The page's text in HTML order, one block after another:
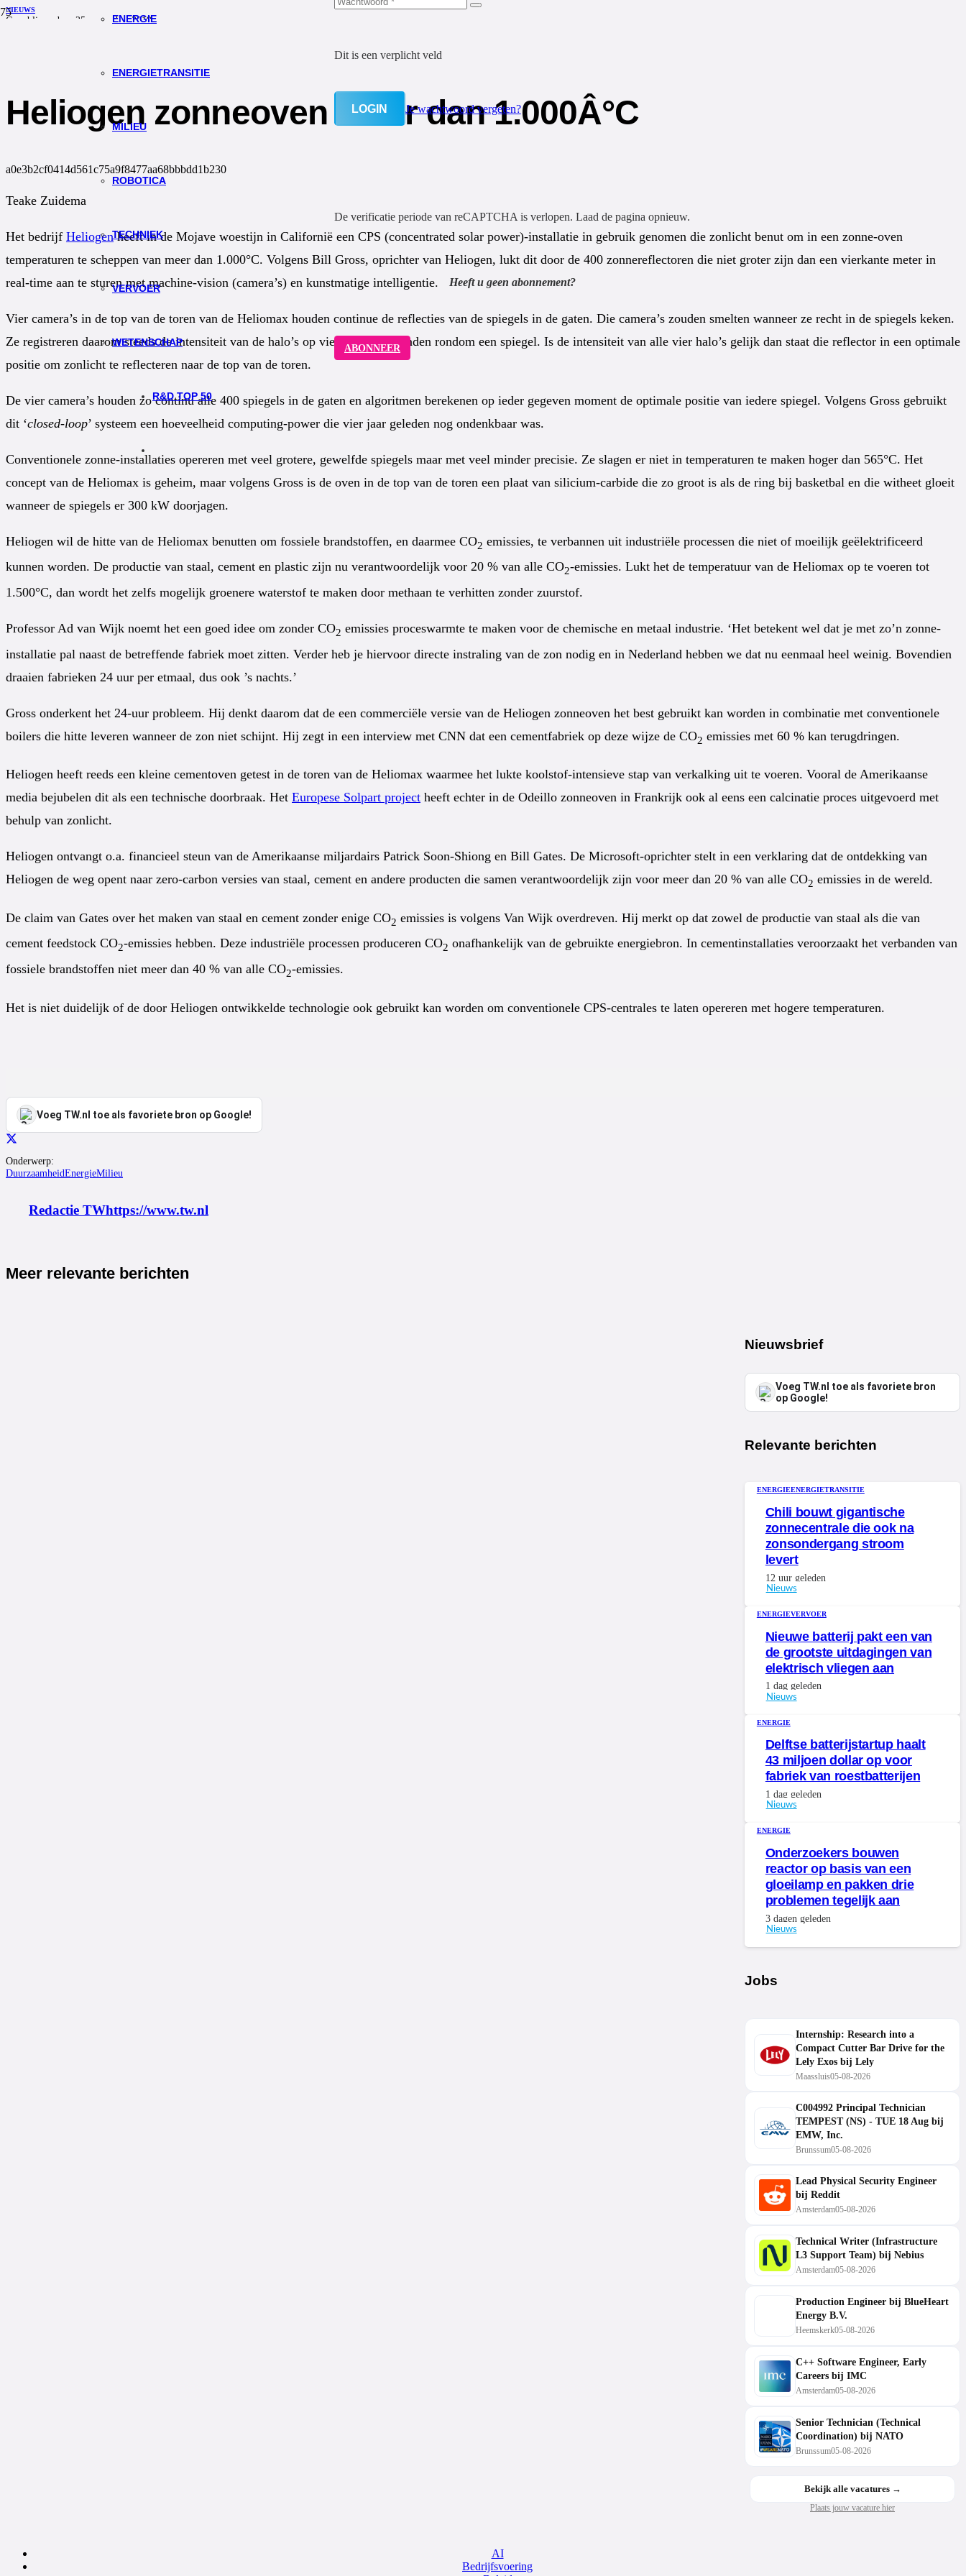
ENERGIE
ENERGIETRANSITIE
MILIEU
ROBOTICA
TECHNIEK
VERVOER
WETENSCHAP
R&D TOP 50
Dit is een verplicht veld
LOGIN Je wachtwoord vergeten?
De verificatie periode van reCAPTCHA is verlopen. Laad de pagina opnieuw.
Heeft u geen abonnement?
ABONNEER
NIEUWS
Gepubliceerd op 25 november 2019
Heliogen zonneoven heter dan 1.000Â°C
a0e3b2cf0414d561c75a9f8477aa68bbbdd1b230
Teake Zuidema
Het bedrijf Heliogenheeft in de Mojave woestijn in Californië een CPS (concentrated solar power)-installatie in gebruik genomen die zonlicht benut om in een zonne-oven
temperaturen te scheppen van meer dan 1.000°C. Volgens Bill Gross, oprichter van Heliogen, lukt dit door de 400 zonnereflectoren die niet groter zijn dan een vierkante meter in
real-time aan te sturen met machine-vision (camera’s) en kunstmatige intelligentie.
Vier camera’s in de top van de toren van de Heliomax houden continue de reflecties van de spiegels in de gaten. Die camera’s zouden smelten wanneer ze recht in de spiegels keken.
Ze registreren daarom steeds de intensiteit van de halo’s op vier gelijke afstanden rondom een spiegel. Is de intensiteit van alle vier halo’s gelijk dan staat die reflector in een optimale
positie om zonlicht te reflecteren naar de top van de toren.
De vier camera’s houden zo continu alle 400 spiegels in de gaten en algoritmen berekenen op ieder gegeven moment de optimale positie van iedere spiegel. Volgens Gross gebruikt
dit ‘closed-loop’ systeem een hoeveelheid computing-power die vier jaar geleden nog ondenkbaar was.
Conventionele zonne-installaties opereren met veel grotere, gewelfde spiegels maar met veel minder precisie. Ze slagen er niet in temperaturen te maken hoger dan 565°C. Het
concept van de Heliomax is geheim, maar volgens Gross is de oven in de top van de toren een plaat van silicium-carbide die zo groot is als de ring bij basketbal en die witheet gloeit
wanneer de spiegels er 300 kW doorjagen.
Heliogen wil de hitte van de Heliomax benutten om fossiele brandstoffen, en daarmee CO2 emissies, te verbannen uit industriële processen die niet of moeilijk geëlektrificeerd
kunnen worden. De productie van staal, cement en plastic zijn nu verantwoordelijk voor 20 % van alle CO2-emissies. Lukt het de temperatuur van de Heliomax op te voeren tot
1.500°C, dan wordt het zelfs mogelijk groenere waterstof te maken door methaan te verhitten zonder zuurstof.
Professor Ad van Wijk noemt het een goed idee om zonder CO2 emissies proceswarmte te maken voor de chemische en metaal industrie. ‘Het betekent wel dat je met zo’n zonne-
installatie pal naast de betreffende fabriek moet zitten. Verder heb je hiervoor directe instraling van de zon nodig en in Nederland hebben we dat nu eenmaal heel weinig. Bovendien
draaien fabrieken 24 uur per etmaal, dus ook ’s nachts.’
Gross onderkent het 24-uur probleem. Hij denkt daarom dat de een commerciële versie van de Heliogen zonneoven het best gebruikt kan worden in combinatie met conventionele
boilers die hitte leveren wanneer de zon niet schijnt. Hij zegt in een interview met CNN dat een cementfabriek op deze wijze de CO2 emissies met 60 % kan terugdringen.
Heliogen heeft reeds een kleine cementoven getest in de toren van de Heliomax waarmee het lukte koolstof-intensieve stap van verkalking uit te voeren. Vooral de Amerikaanse
media bejubelen dit als een technische doorbraak. Het Europese Solpart project heeft echter in de Odeillo zonneoven in Frankrijk ook al eens een calcinatie proces uitgevoerd met
behulp van zonlicht.
Heliogen ontvangt o.a. financieel steun van de Amerikaanse miljardairs Patrick Soon-Shiong en Bill Gates. De Microsoft-oprichter stelt in een verklaring dat de ontdekking van
Heliogen de weg opent naar zero-carbon versies van staal, cement en andere producten die samen verantwoordelijk zijn voor meer dan 20 % van alle CO2 emissies in de wereld.
De claim van Gates over het maken van staal en cement zonder enige CO2 emissies is volgens Van Wijk overdreven. Hij merkt op dat zowel de productie van staal als die van
cement feedstock CO2-emissies hebben. Deze industriële processen produceren CO2 onafhankelijk van de gebruikte energiebron. In cementinstallaties veroorzaakt het verbanden van
fossiele brandstoffen niet meer dan 40 % van alle CO2-emissies.
Het is niet duidelijk of de door Heliogen ontwikkelde technologie ook gebruikt kan worden om conventionele CPS-centrales te laten opereren met hogere temperaturen.
Voeg TW.nl toe als favoriete bron op Google!
Onderwerp:
DuurzaamheidEnergieMilieu
Redactie TWhttps://www.tw.nl
Meer relevante berichten
Nieuwsbrief
Voeg TW.nl toe als favoriete bron
op Google!
Relevante berichten
ENERGIEENERGIETRANSITIE
Chili bouwt gigantische
zonnecentrale die ook na
zonsondergang stroom
levert
12 uur geleden
Nieuws
ENERGIEVERVOER
Nieuwe batterij pakt een van
de grootste uitdagingen van
elektrisch vliegen aan
1 dag geleden
Nieuws
ENERGIE
Delftse batterijstartup haalt
43 miljoen dollar op voor
fabriek van roestbatterijen
1 dag geleden
Nieuws
ENERGIE
Onderzoekers bouwen
reactor op basis van een
gloeilamp en pakken drie
problemen tegelijk aan
3 dagen geleden
Nieuws
Jobs
Internship: Research into a
Compact Cutter Bar Drive for the
Lely Exos bij Lely
Maassluis05-08-2026
C004992 Principal Technician
TEMPEST (NS) - TUE 18 Aug bij
EMW, Inc.
Brunssum05-08-2026
Lead Physical Security Engineer
bij Reddit
Amsterdam05-08-2026
Technical Writer (Infrastructure
L3 Support Team) bij Nebius
Amsterdam05-08-2026
Production Engineer bij BlueHeart
Energy B.V.
Heemskerk05-08-2026
C++ Software Engineer, Early
Careers bij IMC
Amsterdam05-08-2026
Senior Technician (Technical
Coordination) bij NATO
Brunssum05-08-2026
Bekijk alle vacatures →
Plaats jouw vacature hier
AI
Bedrijfsvoering